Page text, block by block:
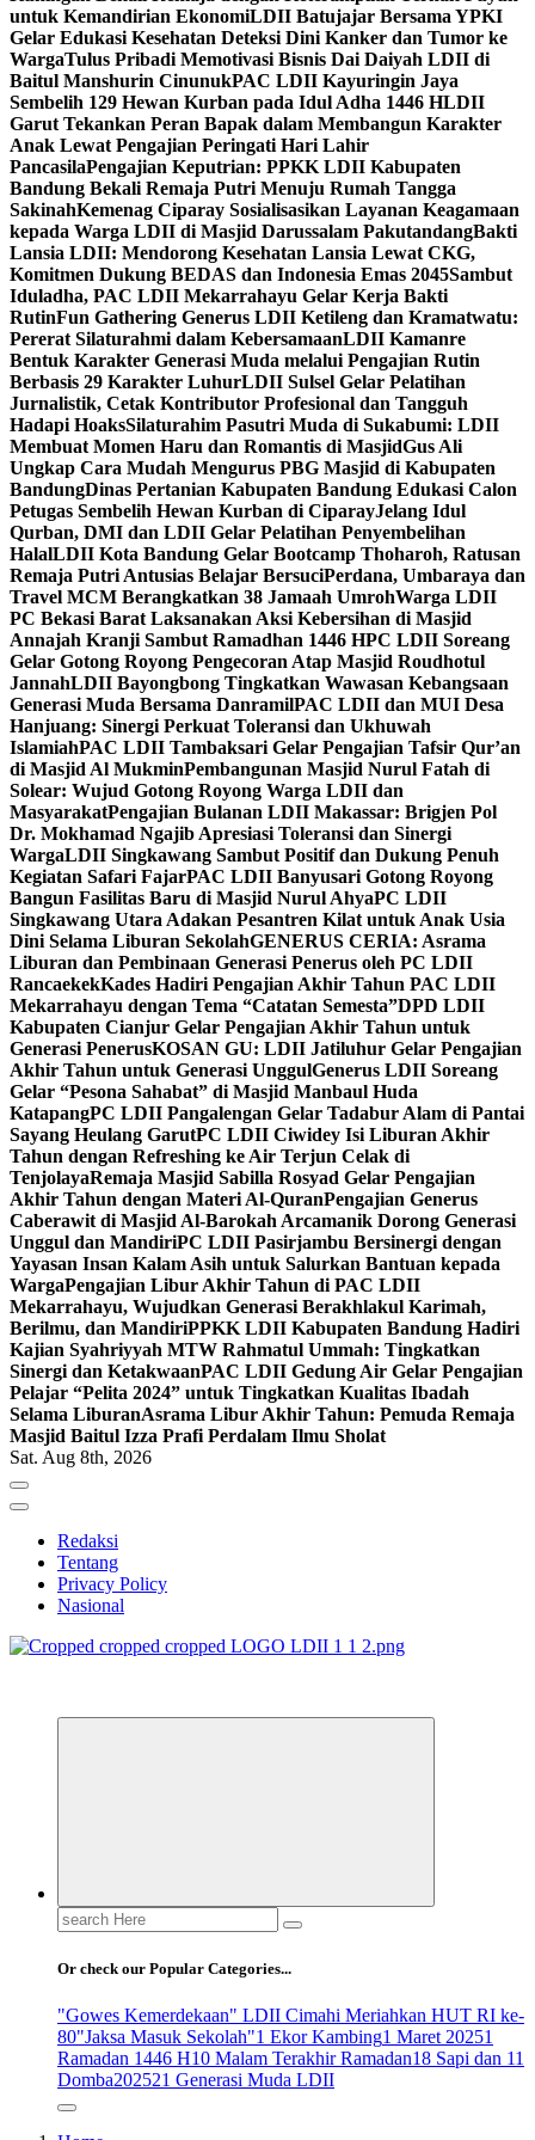
untuk Kemandirian EkonomiLDII Batujajar Bersama YPKI
Gelar Edukasi Kesehatan Deteksi Dini Kanker dan Tumor ke
WargaTulus Pribadi Memotivasi Bisnis Dai Daiyah LDII di
Baitul Manshurin CinunukPAC LDII Kayuringin Jaya
Sembelih 129 Hewan Kurban pada Idul Adha 1446 HLDII
Garut Tekankan Peran Bapak dalam Membangun Karakter
Anak Lewat Pengajian Peringati Hari Lahir
PancasilaPengajian Keputrian: PPKK LDII Kabupaten
Bandung Bekali Remaja Putri Menuju Rumah Tangga
SakinahKemenag Ciparay Sosialisasikan Layanan Keagamaan
kepada Warga LDII di Masjid Darussalam PakutandangBakti
Lansia LDII: Mendorong Kesehatan Lansia Lewat CKG,
Komitmen Dukung BEDAS dan Indonesia Emas 2045Sambut
Iduladha, PAC LDII Mekarrahayu Gelar Kerja Bakti
RutinFun Gathering Generus LDII Ketileng dan Kramatwatu:
Pererat Silaturahmi dalam KebersamaanLDII Kamanre
Bentuk Karakter Generasi Muda melalui Pengajian Rutin
Berbasis 29 Karakter LuhurLDII Sulsel Gelar Pelatihan
Jurnalistik, Cetak Kontributor Profesional dan Tangguh
Hadapi HoaksSilaturahim Pasutri Muda di Sukabumi: LDII
Membuat Momen Haru dan Romantis di MasjidGus Ali
Ungkap Cara Mudah Mengurus PBG Masjid di Kabupaten
BandungDinas Pertanian Kabupaten Bandung Edukasi Calon
Petugas Sembelih Hewan Kurban di CiparayJelang Idul
Qurban, DMI dan LDII Gelar Pelatihan Penyembelihan
HalalLDII Kota Bandung Gelar Bootcamp Thoharoh, Ratusan
Remaja Putri Antusias Belajar BersuciPerdana, Umbaraya dan
Travel MCM Berangkatkan 38 Jamaah UmrohWarga LDII
PC Bekasi Barat Laksanakan Aksi Kebersihan di Masjid
Annajah Kranji Sambut Ramadhan 1446 HPC LDII Soreang
Gelar Gotong Royong Pengecoran Atap Masjid Roudhotul
JannahLDII Bayongbong Tingkatkan Wawasan Kebangsaan
Generasi Muda Bersama DanramilPAC LDII dan MUI Desa
Hanjuang: Sinergi Perkuat Toleransi dan Ukhuwah
IslamiahPAC LDII Tambaksari Gelar Pengajian Tafsir Qur’an
di Masjid Al MukminPembangunan Masjid Nurul Fatah di
Solear: Wujud Gotong Royong Warga LDII dan
MasyarakatPengajian Bulanan LDII Makassar: Brigjen Pol
Dr. Mokhamad Ngajib Apresiasi Toleransi dan Sinergi
WargaLDII Singkawang Sambut Positif dan Dukung Penuh
Kegiatan Safari FajarPAC LDII Banyusari Gotong Royong
Bangun Fasilitas Baru di Masjid Nurul AhyaPC LDII
Singkawang Utara Adakan Pesantren Kilat untuk Anak Usia
Dini Selama Liburan SekolahGENERUS CERIA: Asrama
Liburan dan Pembinaan Generasi Penerus oleh PC LDII
RancaekekKades Hadiri Pengajian Akhir Tahun PAC LDII
Mekarrahayu dengan Tema “Catatan Semesta”DPD LDII
Kabupaten Cianjur Gelar Pengajian Akhir Tahun untuk
Generasi PenerusKOSAN GU: LDII Jatiluhur Gelar Pengajian
Akhir Tahun untuk Generasi UnggulGenerus LDII Soreang
Gelar “Pesona Sahabat” di Masjid Manbaul Huda
KatapangPC LDII Pangalengan Gelar Tadabur Alam di Pantai
Sayang Heulang GarutPC LDII Ciwidey Isi Liburan Akhir
Tahun dengan Refreshing ke Air Terjun Celak di
TenjolayaRemaja Masjid Sabilla Rosyad Gelar Pengajian
Akhir Tahun dengan Materi Al-QuranPengajian Generus
Caberawit di Masjid Al-Barokah Arcamanik Dorong Generasi
Unggul dan MandiriPC LDII Pasirjambu Bersinergi dengan
Yayasan Insan Kalam Asih untuk Salurkan Bantuan kepada
WargaPengajian Libur Akhir Tahun di PAC LDII
Mekarrahayu, Wujudkan Generasi Berakhlakul Karimah,
Berilmu, dan MandiriPPKK LDII Kabupaten Bandung Hadiri
Kajian Syahriyyah MTW Rahmatul Ummah: Tingkatkan
Sinergi dan KetakwaanPAC LDII Gedung Air Gelar Pengajian
Pelajar “Pelita 2024” untuk Tingkatkan Kualitas Ibadah
Selama LiburanAsrama Libur Akhir Tahun: Pemuda Remaja
Masjid Baitul Izza Prafi Perdalam Ilmu Sholat
Sat. Aug 8th, 2026
Redaksi
Tentang
Privacy Policy
Nasional
Search
for:
Or check our Popular Categories...
"Gowes Kemerdekaan" LDII Cimahi Meriahkan HUT RI ke-
80"Jaksa Masuk Sekolah"1 Ekor Kambing1 Maret 20251
Ramadan 1446 H10 Malam Terakhir Ramadan18 Sapi dan 11
Domba202521 Generasi Muda LDII